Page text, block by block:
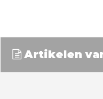
Artikelen